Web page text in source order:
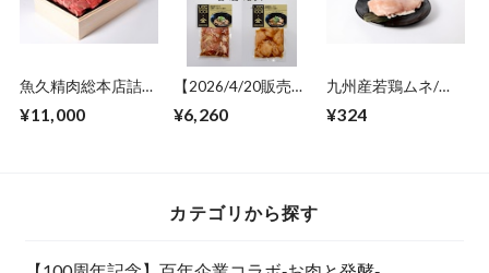
魚久精肉総本店詰合
GE-1]【ギフト用・
¥11,000
【2026/4/20販売開
食べ比べセット
¥6,260
九州産若鶏ムネ/冷
250~300g)【ご自宅
¥324
カテゴリから探す